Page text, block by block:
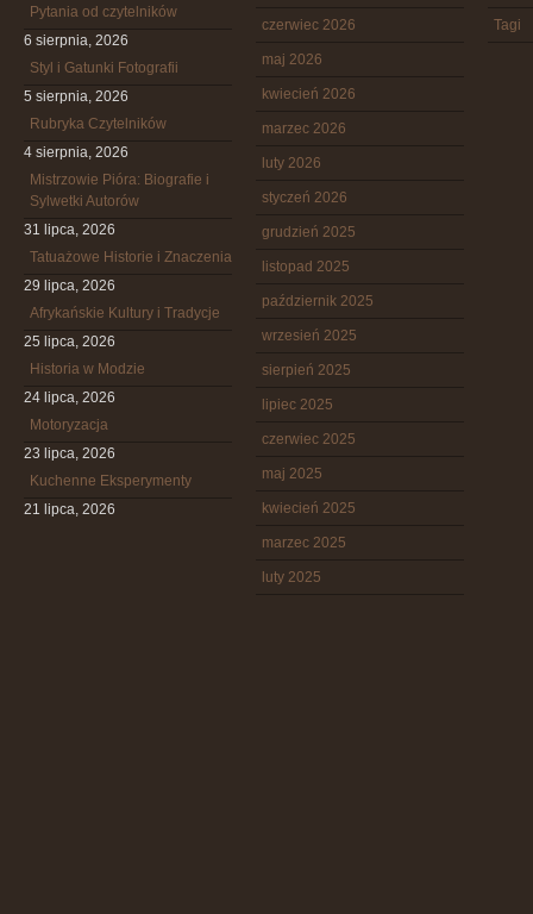
Pytania od czytelników
6 sierpnia, 2026
Styl i Gatunki Fotografii
5 sierpnia, 2026
Rubryka Czytelników
4 sierpnia, 2026
Mistrzowie Pióra: Biografie i
Sylwetki Autorów
31 lipca, 2026
Tatuażowe Historie i Znaczenia
29 lipca, 2026
Afrykańskie Kultury i Tradycje
25 lipca, 2026
Historia w Modzie
24 lipca, 2026
Motoryzacja
23 lipca, 2026
Kuchenne Eksperymenty
21 lipca, 2026
czerwiec 2026
maj 2026
kwiecień 2026
marzec 2026
luty 2026
styczeń 2026
grudzień 2025
listopad 2025
październik 2025
wrzesień 2025
sierpień 2025
lipiec 2025
czerwiec 2025
maj 2025
kwiecień 2025
marzec 2025
luty 2025
Tagi